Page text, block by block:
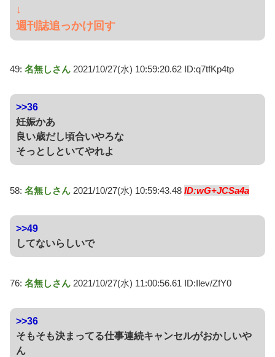
↓
週刊誌追っかけ回す
49: 名無しさん 2021/10/27(水) 10:59:20.62 ID:q7tfKp4tp
>>36
妊娠かあ
良い歳だし頃合いやろな
そっとしといてやれよ
58: 名無しさん 2021/10/27(水) 10:59:43.48 ID:wG+JCSa4a
>>49
してないらしいで
76: 名無しさん 2021/10/27(水) 11:00:56.61 ID:Ilev/ZfY0
>>36
そもそも決まってる仕事連続キャンセルがおかしいや
ん